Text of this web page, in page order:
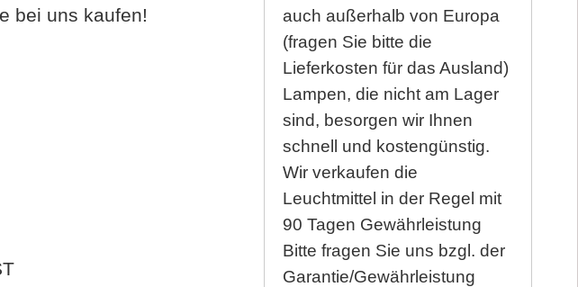
bei uns kaufen!
auch außerhalb von Europa
(fragen Sie bitte die
Lieferkosten für das Ausland)
Lampen, die nicht am Lager
sind, besorgen wir Ihnen
schnell und kostengünstig.
Wir verkaufen die
Leuchtmittel in der Regel mit
90 Tagen Gewährleistung
Bitte fragen Sie uns bzgl. der
Garantie/Gewährleistung